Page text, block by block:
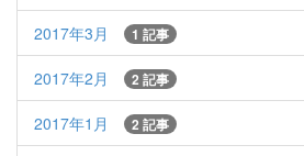
2017年3月 1 記事
2017年2月 2 記事
2017年1月 2 記事